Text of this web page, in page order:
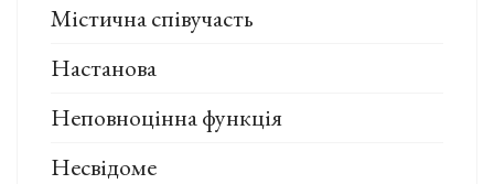
Містична співучасть
Настанова
Неповноцінна функція
Несвідоме